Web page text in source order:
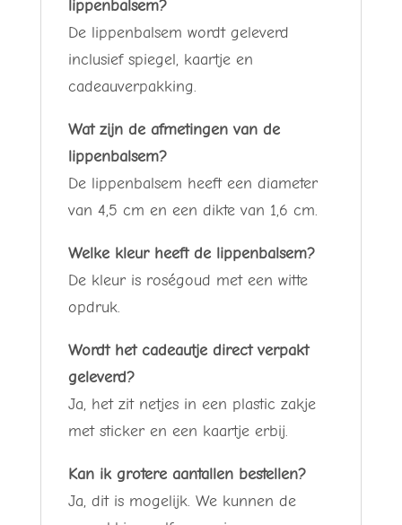
lippenbalsem?
De lippenbalsem wordt geleverd
inclusief spiegel, kaartje en
cadeauverpakking.
Wat zijn de afmetingen van de
lippenbalsem?
De lippenbalsem heeft een diameter
van 4,5 cm en een dikte van 1,6 cm.
Welke kleur heeft de lippenbalsem?
De kleur is roségoud met een witte
opdruk.
Wordt het cadeautje direct verpakt
geleverd?
Ja, het zit netjes in een plastic zakje
met sticker en een kaartje erbij.
Kan ik grotere aantallen bestellen?
Ja, dit is mogelijk. We kunnen de